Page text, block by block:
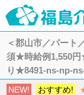
＜郡山市／パート
須★時給例1,550
り★8491-ns-np-
NEW! おすすめ!